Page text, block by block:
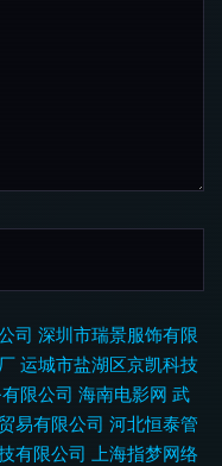
司 深圳市瑞景服饰有限
运城市盐湖区京凯科技
限公司 海南电影网 武
易有限公司 河北恒泰管
有限公司 上海指梦网络